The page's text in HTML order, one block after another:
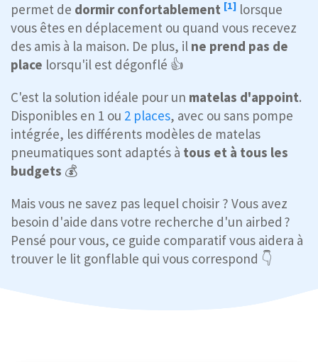
permet de dormir confortablement [1] lorsque
vous êtes en déplacement ou quand vous recevez
des amis à la maison. De plus, il ne prend pas de
place lorsqu'il est dégonflé 👍
C'est la solution idéale pour un matelas d'appoint.
Disponibles en 1 ou 2 places, avec ou sans pompe
intégrée, les différents modèles de matelas
pneumatiques sont adaptés à tous et à tous les
budgets 💰
Mais vous ne savez pas lequel choisir ? Vous avez
besoin d'aide dans votre recherche d'un airbed ?
Pensé pour vous, ce guide comparatif vous aidera à
trouver le lit gonflable qui vous correspond 👇